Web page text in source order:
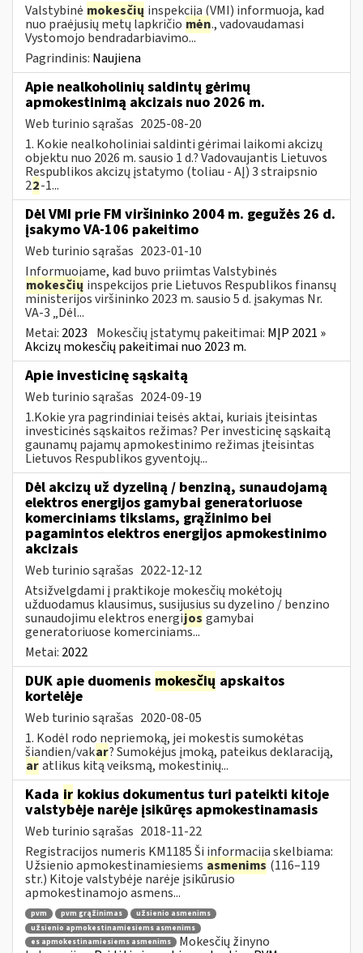
Valstybinė mokesčių inspekcija (VMI) informuoja, kad
nuo praėjusių metų lapkričio mėn., vadovaudamasi
Vystomojo bendradarbiavimo...
Pagrindinis: Naujiena
Apie nealkoholinių saldintų gėrimų
apmokestinimą akcizais nuo 2026 m.
Web turinio sąrašas 2025-08-20
1. Kokie nealkoholiniai saldinti gėrimai laikomi akcizų
objektu nuo 2026 m. sausio 1 d.? Vadovaujantis Lietuvos
Respublikos akcizų įstatymo (toliau - AĮ) 3 straipsnio
22-1...
Dėl VMI prie FM viršininko 2004 m. gegužės 26 d.
įsakymo VA-106 pakeitimo
Web turinio sąrašas 2023-01-10
Informuojame, kad buvo priimtas Valstybinės
mokesčių inspekcijos prie Lietuvos Respublikos finansų
ministerijos viršininko 2023 m. sausio 5 d. įsakymas Nr.
VA-3 „Dėl...
Metai: 2023 Mokesčių įstatymų pakeitimai: MĮP 2021 »
Akcizų mokesčių pakeitimai nuo 2023 m.
Apie investicinę sąskaitą
Web turinio sąrašas 2024-09-19
1.Kokie yra pagrindiniai teisės aktai, kuriais įteisintas
investicinės sąskaitos režimas? Per investicinę sąskaitą
gaunamų pajamų apmokestinimo režimas įteisintas
Lietuvos Respublikos gyventojų...
Dėl akcizų už dyzeliną / benziną, sunaudojamą
elektros energijos gamybai generatoriuose
komerciniams tikslams, grąžinimo bei
pagamintos elektros energijos apmokestinimo
akcizais
Web turinio sąrašas 2022-12-12
Atsižvelgdami į praktikoje mokesčių mokėtojų
užduodamus klausimus, susijusius su dyzelino / benzino
sunaudojimu elektros energijos gamybai
generatoriuose komerciniams...
Metai: 2022
DUK apie duomenis mokesčių apskaitos
kortelėje
Web turinio sąrašas 2020-08-05
1. Kodėl rodo nepriemoką, jei mokestis sumokėtas
šiandien/vakar? Sumokėjus įmoką, pateikus deklaraciją,
aratlikus kitą veiksmą, mokestinių...
Kada ir kokius dokumentus turi pateikti kitoje
valstybėje narėje įsikūręs apmokestinamasis
Web turinio sąrašas 2018-11-22
Registracijos numeris KM1185 Ši informacija skelbiama:
Užsienio apmokestinamiesiems asmenims (116–119
str.) Kitoje valstybėje narėje įsikūrusio
apmokestinamojo asmens...
pvm pvm grąžinimas
užsienio asmenims
užsienio apmokestinamiesiems asmenims
es apmokestinamiesiems asmenims
Mokesčių žinyno